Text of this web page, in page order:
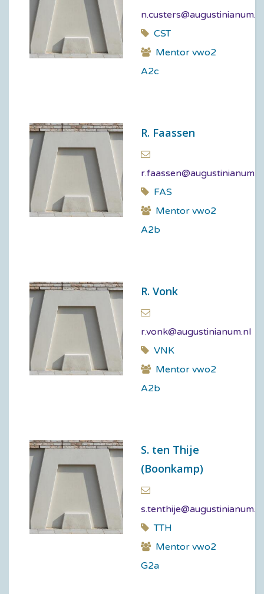
n.custers@augustinianum.nl
CST
Mentor vwo2
A2c
R. Faassen
r.faassen@augustinianum.nl
FAS
Mentor vwo2
A2b
R. Vonk
r.vonk@augustinianum.nl
VNK
Mentor vwo2
A2b
S. ten Thije
(Boonkamp)
s.tenthije@augustinianum.nl
TTH
Mentor vwo2
G2a